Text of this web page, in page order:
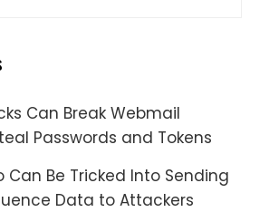
Can Break Webmail
Passwords and Tokens
Can Be Tricked Into Sending
Data to Attackers